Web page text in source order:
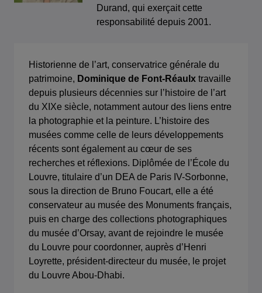
Durand, qui exerçait cette
responsabilité depuis 2001.
Historienne de l’art, conservatrice générale du
patrimoine, Dominique de Font-Réaulx travaille
depuis plusieurs décennies sur l’histoire de l’art
du XIXe siècle, notamment autour des liens entre
la photographie et la peinture. L’histoire des
musées comme celle de leurs développements
récents sont également au cœur de ses
recherches et réflexions. Diplômée de l’École du
Louvre, titulaire d’un DEA de Paris IV-Sorbonne,
sous la direction de Bruno Foucart, elle a été
conservateur au musée des Monuments français,
puis en charge des collections photographiques
du musée d’Orsay, avant de rejoindre le musée
du Louvre pour coordonner, auprès d’Henri
Loyrette, président-directeur du musée, le projet
du Louvre Abou-Dhabi.